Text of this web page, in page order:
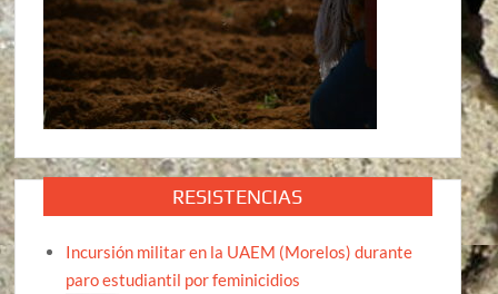
RESISTENCIAS
Incursión militar en la UAEM (Morelos) durante
paro estudiantil por feminicidios